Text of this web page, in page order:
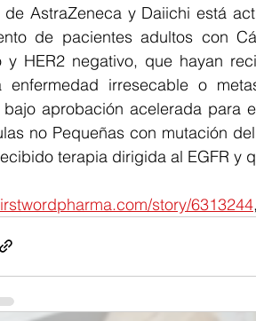
de AstraZeneca y Daiichi está
de pacientes adultos con
y HER2 negativo, que hayan
enfermedad irresecable o
bajo aprobación acelerada para
no Pequeñas con mutación
terapia dirigida al EGFR y
story/6313244